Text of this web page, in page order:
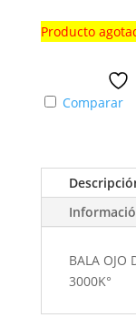
Producto
Comparar
BALA OJO
3000K°